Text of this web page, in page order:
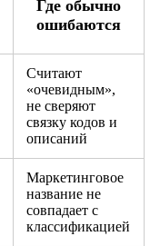
Где обычно
ошибаются
Считают
«очевидным»,
не сверяют
связку кодов и
описаний
Маркетинговое
название не
совпадает с
классификацией